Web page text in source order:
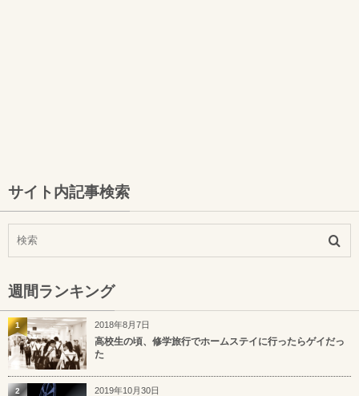
サイト内記事検索
週間ランキング
2018年8月7日
高校生の頃、修学旅行でホームステイに行ったらゲイだっ
た
1
2019年10月30日
2